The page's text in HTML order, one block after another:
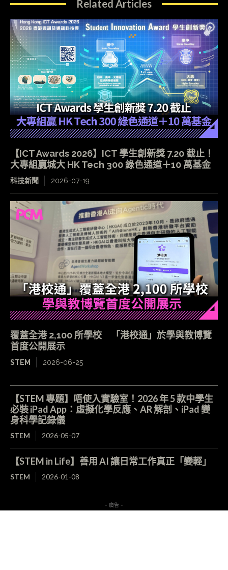
Related Articles
【ICT Awards 2026】ICT 學生創新獎 7.20 截止！
大專組贏城大 HK Tech 300 綠色通道＋10 萬基金
科技新聞 2026-07-19
覆蓋全港 2,100 所學校 「港校通」於學與教博覽
首度公開展示
STEM 2026-06-25
【STEM 專題】唔使入實驗室！2026 年 5 款中學生
必裝 iPad App：虛擬化學反應、AR 解剖、iPad 變
身科學記錄儀
STEM 2026-05-07
【STEM in Life】善用 AI 讓日常工作真正「變輕」
STEM 2026-01-08
- 廣告 -